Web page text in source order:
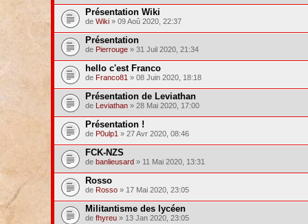
Présentation Wiki
de Wiki» 09 Aoû 2020, 22:37
Présentation
de Pierrouge» 31 Juil 2020, 21:34
hello c'est Franco
de Franco81 » 08 Juin 2020, 18:18
Présentation de Leviathan
de Leviathan» 28 Mai 2020, 17:00
Présentation !
de P0ulp1 » 27 Avr 2020, 08:46
FCK-NZS
de banlieusard» 11 Mai 2020, 13:31
Rosso
de Rosso» 17 Mai 2020, 23:05
Militantisme des lycéen
de fhyreu» 13 Jan 2020, 23:05